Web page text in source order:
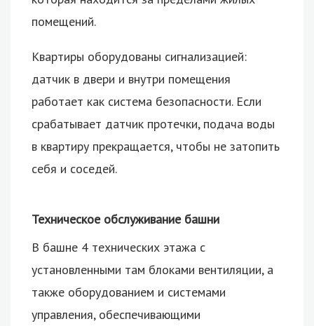
помещений.
Квартиры оборудованы сигнализацией:
датчик в двери и внутри помещения
работает как система безопасности. Если
срабатывает датчик протечки, подача воды
в квартиру прекращается, чтобы не затопить
себя и соседей.
Техническое обслуживание башни
В башне 4 технических этажа с
установленными там блоками вентиляции, а
также оборудованием и системами
управления, обеспечивающими